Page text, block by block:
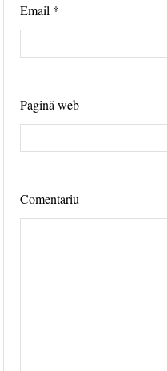
Email *
Pagină web
Comentariu